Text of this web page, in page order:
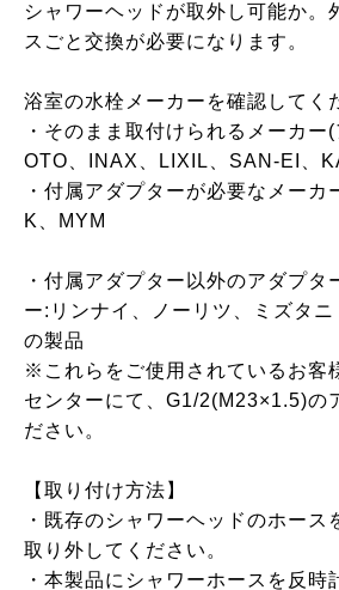
シャワーヘッドが取外し可能か。
スごと交換が必要になります。
浴室の水栓メーカーを確認してく
・そのまま取付けられるメーカー
OTO、INAX、LIXIL、SAN-EI、
・付属アダプターが必要なメーカ
K、MYM
・付属アダプター以外のアダプタ
ー:リンナイ、ノーリツ、ミズタ
の製品
※これらをご使用されているお客
センターにて、G1/2(M23×1.5)の
ださい。
【取り付け方法】
・既存のシャワーヘッドのホース
取り外してください。
・本製品にシャワーホースを反時